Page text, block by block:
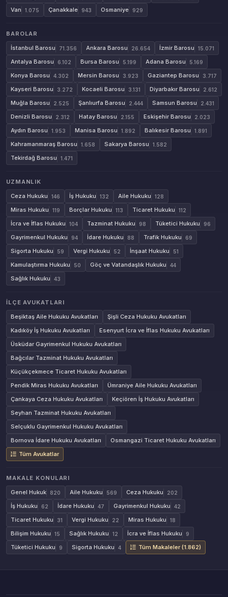
Van 1.075 Çanakkale 943 Osmaniye 929
BAROLAR
İstanbul Barosu
71.356 Ankara Barosu 26.654 İzmir Barosu 15.071
Antalya Barosu 6.102 Bursa Barosu 5.199 Adana Barosu 5.169
Konya Barosu 4.302 Mersin Barosu 3.923 Gaziantep Barosu 3.717
Kayseri Barosu 3.272 Kocaeli Barosu 3.131 Diyarbakır Barosu 2.612
Muğla Barosu 2.525 Şanlıurfa Barosu 2.444 Samsun Barosu 2.431
Denizli Barosu 2.312 Hatay Barosu 2.155 Eskişehir Barosu 2.023
Aydın Barosu 1.953 Manisa Barosu 1.892 Balıkesir Barosu 1.891
Kahramanmaraş Barosu 1.658 Sakarya Barosu 1.582
Tekirdağ Barosu 1.471
UZMANLIK
Ceza Hukuku
146 İş Hukuku 132 Aile Hukuku 128
Miras Hukuku 119 Borçlar Hukuku 113 Ticaret Hukuku 112
İcra ve İflas Hukuku 104 Tazminat Hukuku 98 Tüketici Hukuku 96
Gayrimenkul Hukuku 94 İdare Hukuku 88 Trafik Hukuku 69
Sigorta Hukuku 59 Vergi Hukuku 52 İnşaat Hukuku 51
Kamulaştırma Hukuku 50 Göç ve Vatandaşlık Hukuku 44
Sağlık Hukuku 43
İLÇE AVUKATLARI
Beşiktaş Aile Hukuku Avukatları
Şişli Ceza Hukuku Avukatları
Kadıköy İş Hukuku Avukatları
Esenyurt İcra ve İflas Hukuku Avukatları
Üsküdar Gayrimenkul Hukuku Avukatları
Bağcılar Tazminat Hukuku Avukatları
Küçükçekmece Ticaret Hukuku Avukatları
Pendik Miras Hukuku Avukatları
Ümraniye Aile Hukuku Avukatları
Çankaya Ceza Hukuku Avukatları
Keçiören İş Hukuku Avukatları
Seyhan Tazminat Hukuku Avukatları
Selçuklu Gayrimenkul Hukuku Avukatları
Bornova İdare Hukuku Avukatları
Osmangazi Ticaret Hukuku Avukatları
Tüm Avukatlar
MAKALE KONULARI
Genel Hukuk
820 Aile Hukuku 569 Ceza Hukuku 202
İş Hukuku 62 İdare Hukuku 47 Gayrimenkul Hukuku 42
Ticaret Hukuku 31 Vergi Hukuku 22 Miras Hukuku 18
Bilişim Hukuku 15 Sağlık Hukuku 12 İcra ve İflas Hukuku 9
Tüketici Hukuku 9 Sigorta Hukuku 4 Tüm Makaleler (1.862)